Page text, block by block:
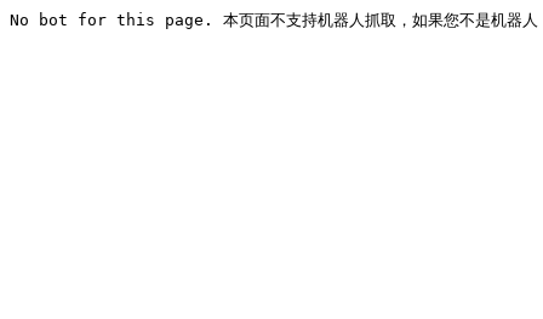
No bot for this page. 本页面不支持机器人抓取，如果您不是机器人，